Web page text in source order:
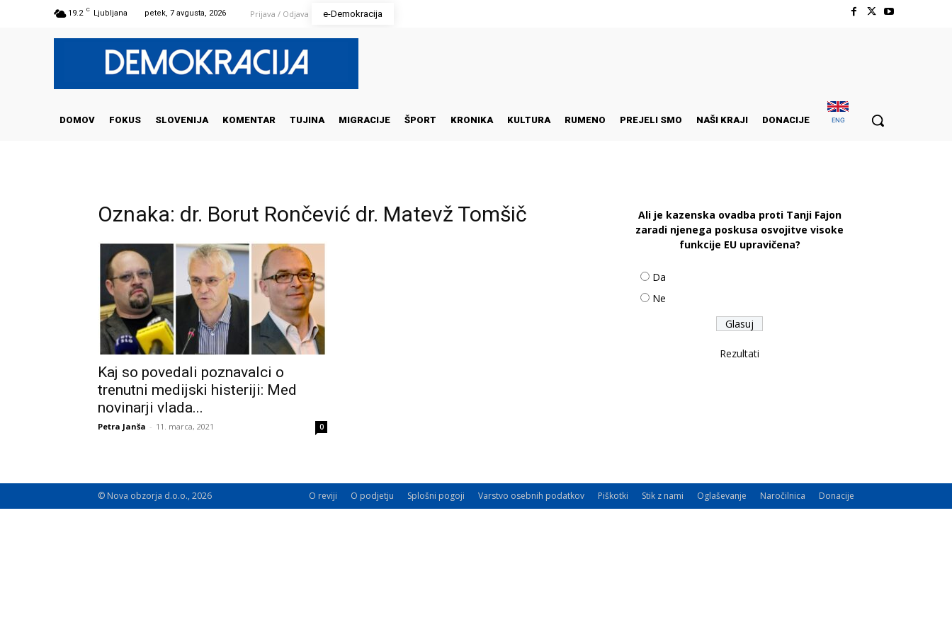
19.2 C Ljubljana petek, 7 avgusta, 2026 Prijava / Odjava e-Demokracija
DOMOV FOKUS SLOVENIJA KOMENTAR TUJINA MIGRACIJE ŠPORT KRONIKA KULTURA RUMENO PREJELI SMO NAŠI KRAJI DONACIJE ENG
Oznaka: dr. Borut Rončević dr. Matevž Tomšič
Kaj so povedali poznavalci o
trenutni medijski histeriji: Med
novinarji vlada...
Petra Janša - 11. marca, 2021 0
Ali je kazenska ovadba proti Tanji Fajon
zaradi njenega poskusa osvojitve visoke
funkcije EU upravičena?
Da
Ne
Rezultati
O reviji O podjetju Splošni pogoji Varstvo osebnih podatkov Piškotki Stik z nami Oglaševanje Naročilnica Donacije
© Nova obzorja d.o.o., 2026